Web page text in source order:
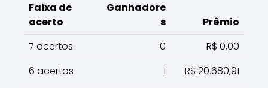
Faixa de
acerto
Ganhadore
s
Prêmio
7 acertos
0
R$ 0,00
6 acertos
1
R$ 20.680,91